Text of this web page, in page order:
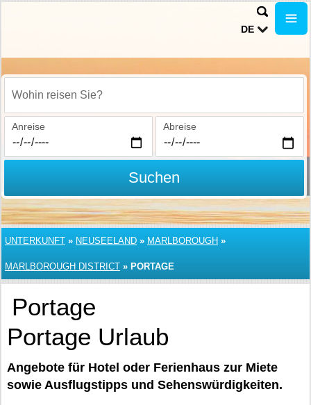
DE
Wohin reisen Sie?
Anreise Abreise
Suchen
UNTERKUNFT » NEUSEELAND » MARLBOROUGH »
MARLBOROUGH DISTRICT » PORTAGE
Portage
Portage Urlaub
Angebote für Hotel oder Ferienhaus zur Miete
sowie Ausflugstipps und Sehenswürdigkeiten.